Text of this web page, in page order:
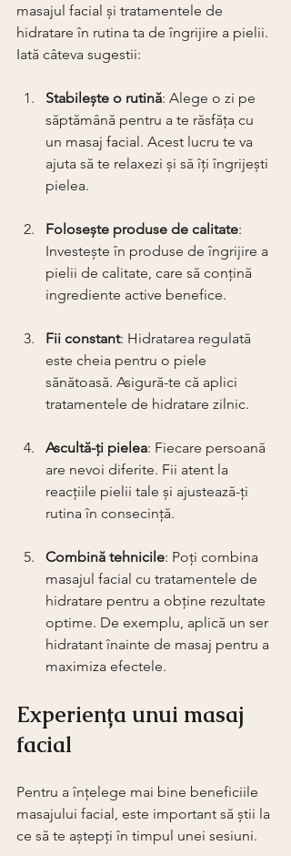
masajul facial și tratamentele de
hidratare în rutina ta de îngrijire a pielii.
Iată câteva sugestii:
Stabilește o rutină: Alege o zi pe
săptămână pentru a te răsfăța cu
un masaj facial. Acest lucru te va
ajuta să te relaxezi și să îți îngrijești
pielea.
Folosește produse de calitate:
Investește în produse de îngrijire a
pielii de calitate, care să conțină
ingrediente active benefice.
Fii constant: Hidratarea regulată
este cheia pentru o piele
sănătoasă. Asigură-te că aplici
tratamentele de hidratare zilnic.
Ascultă-ți pielea: Fiecare persoană
are nevoi diferite. Fii atent la
reacțiile pielii tale și ajustează-ți
rutina în consecință.
Combină tehnicile: Poți combina
masajul facial cu tratamentele de
hidratare pentru a obține rezultate
optime. De exemplu, aplică un ser
hidratant înainte de masaj pentru a
maximiza efectele.
Experiența unui masaj
facial
Pentru a înțelege mai bine beneficiile
masajului facial, este important să știi la
ce să te aștepți în timpul unei sesiuni.